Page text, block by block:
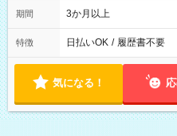
期間 3か月以上
特徴 日払いOK / 履歴書不要
気になる！